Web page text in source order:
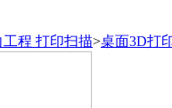
工程 打印扫描>桌面3D打